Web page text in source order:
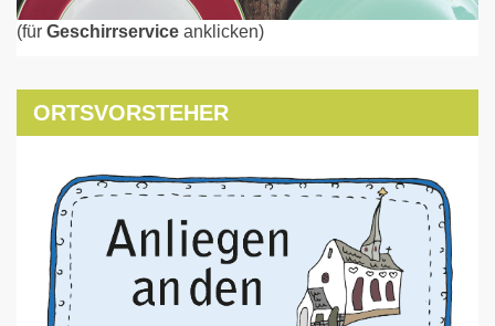
(für Geschirrservice anklicken)
ORTSVORSTEHER